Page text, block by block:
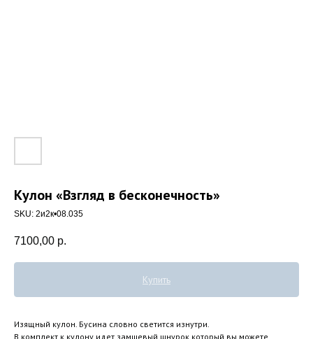
Кулон «Взгляд в бесконечность»
SKU: 2и2к•08.035
7100,00 р.
Купить
Изящный кулон. Бусина словно светится изнутри.
В комплект к кулону идет замшевый шнурок который вы можете